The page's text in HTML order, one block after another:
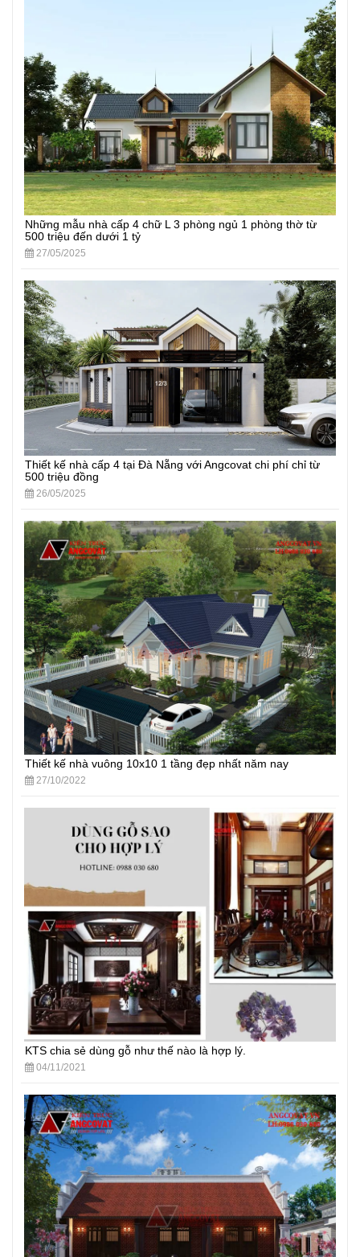
Những mẫu nhà cấp 4 chữ L 3 phòng ngủ 1 phòng thờ từ
500 triệu đến dưới 1 tỷ
27/05/2025
Thiết kế nhà cấp 4 tại Đà Nẵng với Angcovat chi phí chỉ từ
500 triệu đồng
26/05/2025
Thiết kế nhà vuông 10x10 1 tầng đẹp nhất năm nay
27/10/2022
KTS chia sẻ dùng gỗ như thế nào là hợp lý.
04/11/2021